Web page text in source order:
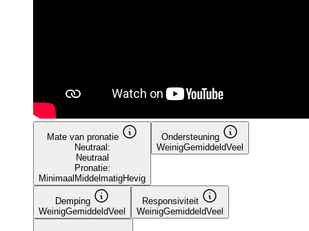
Mate van pronatie
Neutraal:
Neutraal
Pronatie:
Minimaal MiddelmatigHevig
Ondersteuning
WeinigGemiddeldVeel
Demping
WeinigGemiddeldVeel
Responsiviteit
WeinigGemiddeldVeel